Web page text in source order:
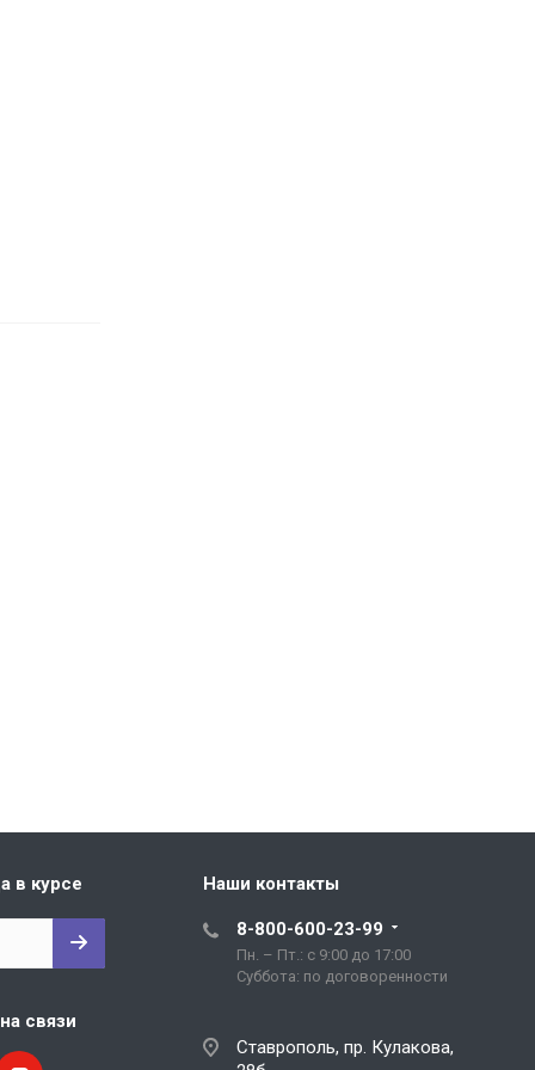
в курсе
связи
Наши контакты
8-800-600-23-99
Пн. – Пт.: с 9:00 до 17:00
Cуббота: по договоренности
Ставрополь, пр. Кулакова,